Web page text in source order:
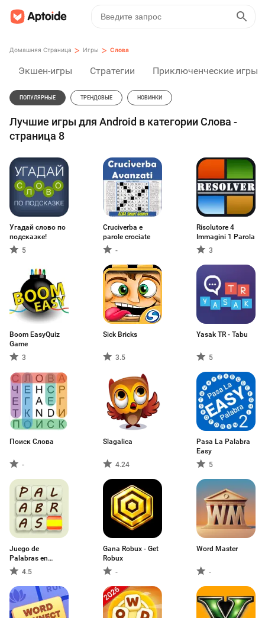
Домашняя Страница > Игры > Слова
Экшен-игры Стратегии Приключенческие игры
ПОПУЛЯРНЫЕ ТРЕНДОВЫЕ НОВИНКИ
Лучшие игры для Android в категории Слова -
страница 8
Угадай слово по
подсказке!
5
Cruciverba e
parole crociate
-
Risolutore 4
Immagini 1 Parola
3
Boom EasyQuiz
Game
3
Sick Bricks
3.5
Yasak TR - Tabu
5
Поиск Слова
-
Slagalica
4.24
Pasa La Palabra
Easy
5
Juego de
Palabras en
Español
4.5
Gana Robux - Get
Robux
-
Word Master
-